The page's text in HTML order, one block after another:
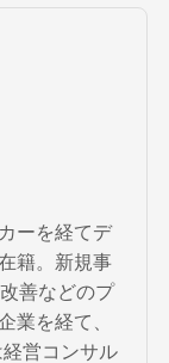
ーを経てデ
籍。新規事
善などのプ
業を経て、
営コンサル